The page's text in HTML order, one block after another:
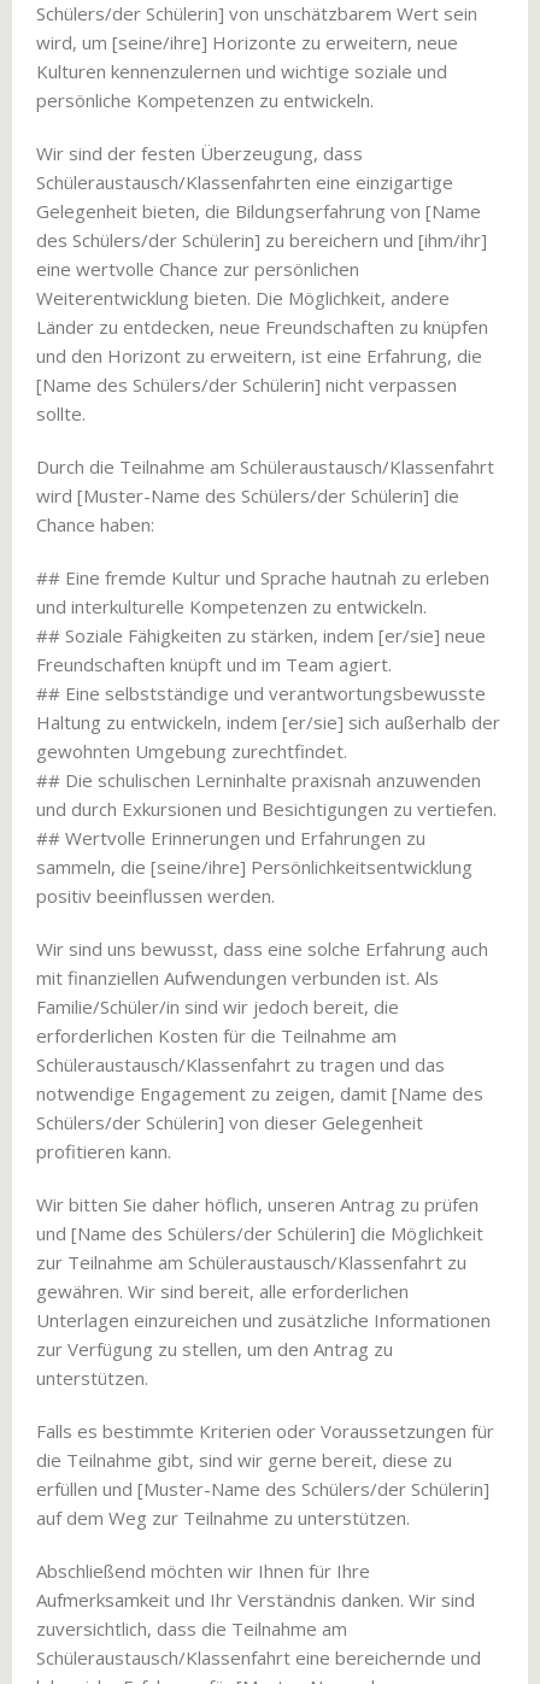
Schülers/der Schülerin] von unschätzbarem Wert sein
wird, um [seine/ihre] Horizonte zu erweitern, neue
Kulturen kennenzulernen und wichtige soziale und
persönliche Kompetenzen zu entwickeln.
Wir sind der festen Überzeugung, dass
Schüleraustausch/Klassenfahrten eine einzigartige
Gelegenheit bieten, die Bildungserfahrung von [Name
des Schülers/der Schülerin] zu bereichern und [ihm/ihr]
eine wertvolle Chance zur persönlichen
Weiterentwicklung bieten. Die Möglichkeit, andere
Länder zu entdecken, neue Freundschaften zu knüpfen
und den Horizont zu erweitern, ist eine Erfahrung, die
[Name des Schülers/der Schülerin] nicht verpassen
sollte.
Durch die Teilnahme am Schüleraustausch/Klassenfahrt
wird [Muster-Name des Schülers/der Schülerin] die
Chance haben:
## Eine fremde Kultur und Sprache hautnah zu erleben
und interkulturelle Kompetenzen zu entwickeln.
## Soziale Fähigkeiten zu stärken, indem [er/sie] neue
Freundschaften knüpft und im Team agiert.
## Eine selbstständige und verantwortungsbewusste
Haltung zu entwickeln, indem [er/sie] sich außerhalb der
gewohnten Umgebung zurechtfindet.
## Die schulischen Lerninhalte praxisnah anzuwenden
und durch Exkursionen und Besichtigungen zu vertiefen.
## Wertvolle Erinnerungen und Erfahrungen zu
sammeln, die [seine/ihre] Persönlichkeitsentwicklung
positiv beeinflussen werden.
Wir sind uns bewusst, dass eine solche Erfahrung auch
mit finanziellen Aufwendungen verbunden ist. Als
Familie/Schüler/in sind wir jedoch bereit, die
erforderlichen Kosten für die Teilnahme am
Schüleraustausch/Klassenfahrt zu tragen und das
notwendige Engagement zu zeigen, damit [Name des
Schülers/der Schülerin] von dieser Gelegenheit
profitieren kann.
Wir bitten Sie daher höflich, unseren Antrag zu prüfen
und [Name des Schülers/der Schülerin] die Möglichkeit
zur Teilnahme am Schüleraustausch/Klassenfahrt zu
gewähren. Wir sind bereit, alle erforderlichen
Unterlagen einzureichen und zusätzliche Informationen
zur Verfügung zu stellen, um den Antrag zu
unterstützen.
Falls es bestimmte Kriterien oder Voraussetzungen für
die Teilnahme gibt, sind wir gerne bereit, diese zu
erfüllen und [Muster-Name des Schülers/der Schülerin]
auf dem Weg zur Teilnahme zu unterstützen.
Abschließend möchten wir Ihnen für Ihre
Aufmerksamkeit und Ihr Verständnis danken. Wir sind
zuversichtlich, dass die Teilnahme am
Schüleraustausch/Klassenfahrt eine bereichernde und